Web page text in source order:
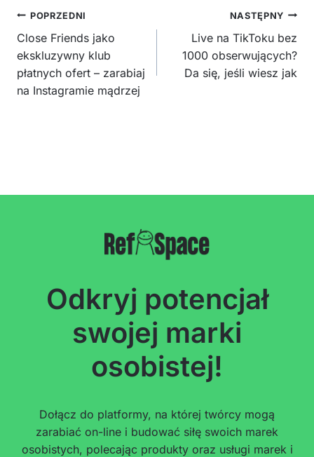
Nawigacja
wpisu
POPRZEDNI
Close Friends jako
ekskluzywny klub
płatnych ofert – zarabiaj
na Instagramie mądrzej
NASTĘPNY
Live na TikToku bez
1000 obserwujących?
Da się, jeśli wiesz jak
Odkryj potencjał
swojej marki
osobistej!
Dołącz do platformy, na której twórcy mogą
zarabiać on-line i budować siłę swoich marek
osobistych, polecając produkty oraz usługi marek i